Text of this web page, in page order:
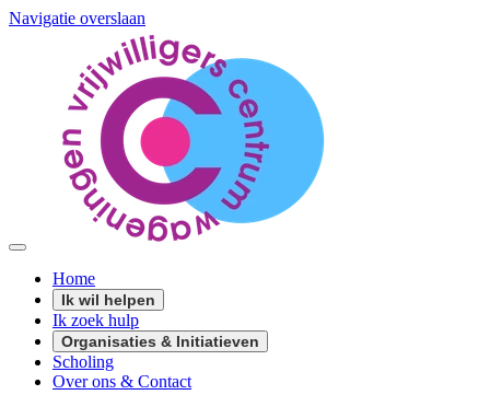
Navigatie overslaan
Home
Ik wil helpen
Ik zoek hulp
Organisaties & Initiatieven
Scholing
Over ons & Contact